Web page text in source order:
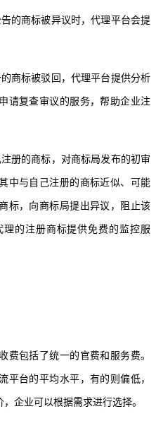
的商标被异议时，代理平台会提
商标被驳回，代理平台提供分析
请复查审议的服务，帮助企业注
册的商标，对商标局发布的初审
中与自己注册的商标近似、可能
标，向商标局提出异议，阻止该
的注册商标提供免费的监控服
费包括了统一的官费和服务费。
平台的平均水平，有的则偏低，
企业可以根据需求进行选择。